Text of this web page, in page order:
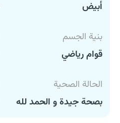
أبيض
بنية الجسم
قوام رياضي
الحالة الصحية
بصحة جيدة و الحمد لله